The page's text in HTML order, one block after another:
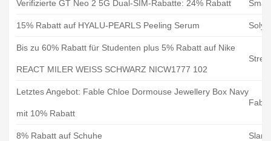
Verifizierte GT Neo 2 5G Dual-SIM-Rabatte: 24% Rabatt
15% Rabatt auf HYALU-PEARLS Peeling Serum
Bis zu 60% Rabatt für Studenten plus 5% Rabatt auf Nike
REACT MILER WEISS SCHWARZ NICW1777 102
Letztes Angebot: Fable Chloe Dormouse Jewellery Box Navy
mit 10% Rabatt
8% Rabatt auf Schuhe Slam